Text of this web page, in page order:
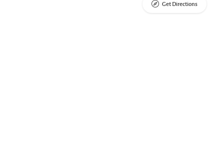
Get Directions